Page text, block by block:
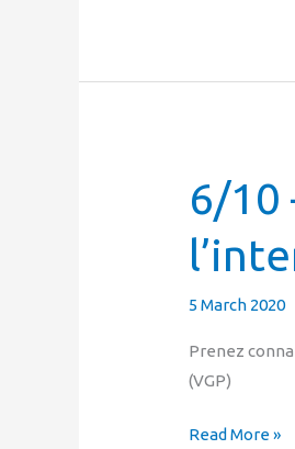
6/10
5 March 2020
Prenez
(VGP)
6/10
–
Nos
projets
au
de
Read More »